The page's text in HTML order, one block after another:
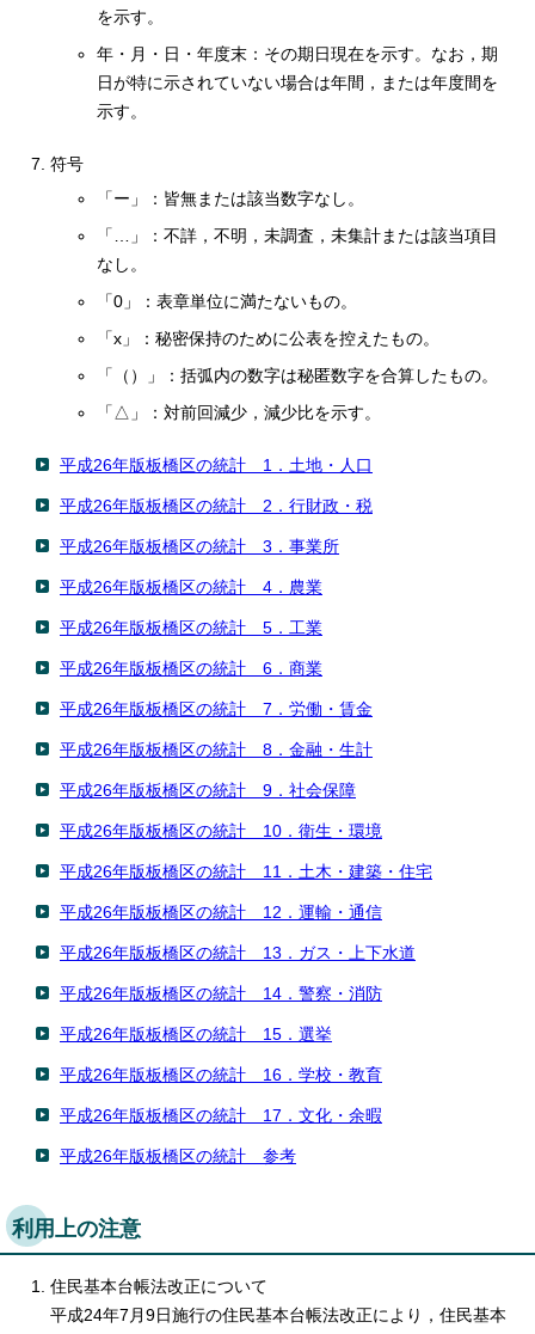
を示す。
年・月・日・年度末：その期日現在を示す。なお，期
日が特に示されていない場合は年間，または年度間を
示す。
符号
「ー」：皆無または該当数字なし。
「…」：不詳，不明，未調査，未集計または該当項目
なし。
「0」：表章単位に満たないもの。
「x」：秘密保持のために公表を控えたもの。
「（）」：括弧内の数字は秘匿数字を合算したもの。
「△」：対前回減少，減少比を示す。
平成26年版板橋区の統計 1．土地・人口
平成26年版板橋区の統計 2．行財政・税
平成26年版板橋区の統計 3．事業所
平成26年版板橋区の統計 4．農業
平成26年版板橋区の統計 5．工業
平成26年版板橋区の統計 6．商業
平成26年版板橋区の統計 7．労働・賃金
平成26年版板橋区の統計 8．金融・生計
平成26年版板橋区の統計 9．社会保障
平成26年版板橋区の統計 10．衛生・環境
平成26年版板橋区の統計 11．土木・建築・住宅
平成26年版板橋区の統計 12．運輸・通信
平成26年版板橋区の統計 13．ガス・上下水道
平成26年版板橋区の統計 14．警察・消防
平成26年版板橋区の統計 15．選挙
平成26年版板橋区の統計 16．学校・教育
平成26年版板橋区の統計 17．文化・余暇
平成26年版板橋区の統計 参考
利用上の注意
住民基本台帳法改正について
平成24年7月9日施行の住民基本台帳法改正により，住民基本